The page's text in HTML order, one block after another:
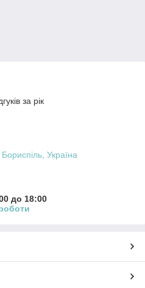
за рік
Україна
до 18:00